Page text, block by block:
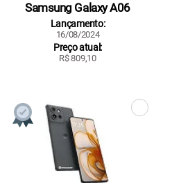
Samsung Galaxy A06
Lançamento:
16/08/2024
Preço atual:
R$ 809,10